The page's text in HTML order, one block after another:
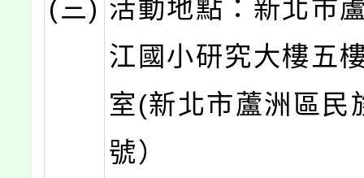
(三) 活動地點：新北市
江國小研究大樓五
室(新北市蘆洲區民
號）